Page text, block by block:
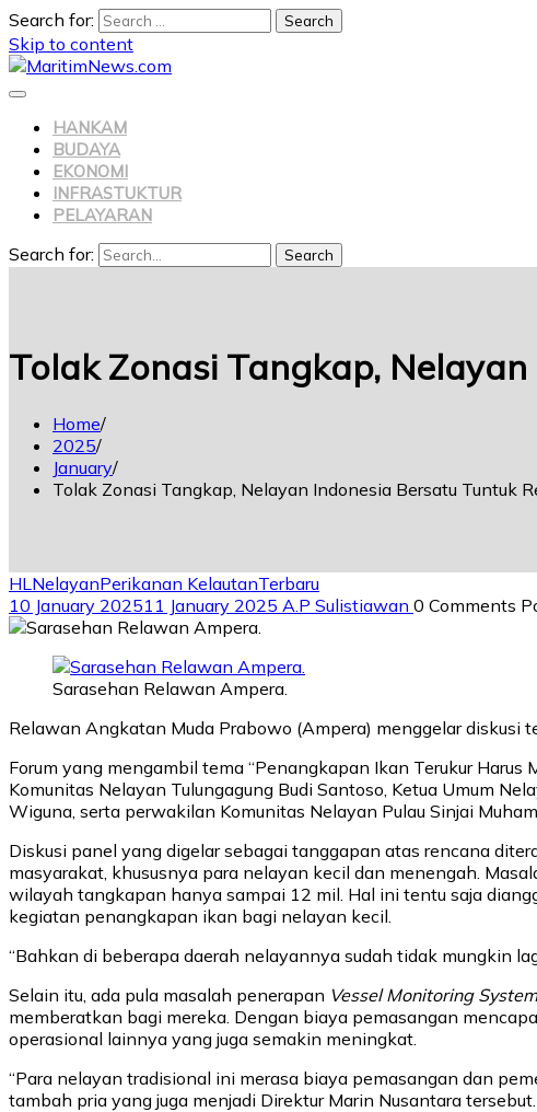
Search for:
Skip to content
HANKAM
BUDAYA
EKONOMI
INFRASTUKTUR
PELAYARAN
Search for: Search
Tolak Zonasi Tangkap,
Home
2025
January
Tolak Zonasi Tangkap, Nelayan Indonesia Bersatu Tuntuk
HL NelayanPerikanan KelautanTerbaru
10 January 202511 January 2025 A.P Sulistiawan 0 Comments
Sarasehan Relawan Ampera.
Relawan Angkatan Muda Prabowo (Ampera) menggelar diskusi
Forum yang mengambil tema “Penangkapan Ikan Terukur
Komunitas Nelayan Tulungagung Budi Santoso, Ketua Umum
Wiguna, serta perwakilan Komunitas Nelayan Pulau Sinjai
Diskusi panel yang digelar sebagai tanggapan atas rencana
masyarakat, khususnya para nelayan kecil dan menengah.
wilayah tangkapan hanya sampai 12 mil. Hal ini tentu saja
kegiatan penangkapan ikan bagi nelayan kecil.
“Bahkan di beberapa daerah nelayannya sudah tidak mungkin
Selain itu, ada pula masalah penerapan Vessel Monitoring
memberatkan bagi mereka. Dengan biaya pemasangan
operasional lainnya yang juga semakin meningkat.
“Para nelayan tradisional ini merasa biaya pemasangan dan
tambah pria yang juga menjadi Direktur Marin Nusantara tersebut.